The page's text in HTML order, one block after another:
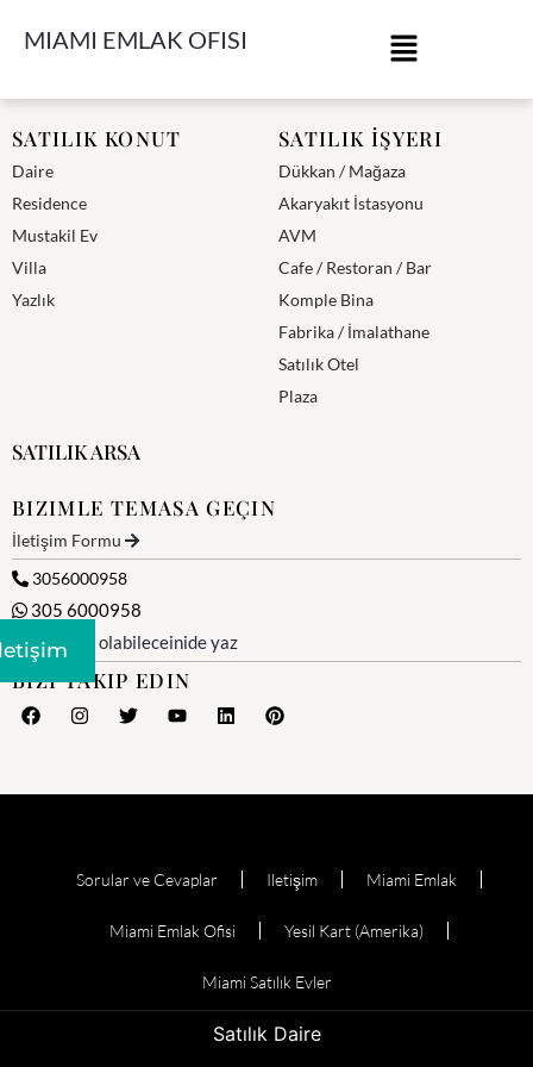
MIAMI EMLAK OFISI
Miami Emlak Ofisi
SATILIK KONUT
Daire
Residence
Mustakil Ev
Villa
Yazlık
SATILIK İŞYERI
Dükkan / Mağaza
Akaryakıt İstasyonu
AVM
Cafe / Restoran / Bar
Komple Bina
Fabrika / İmalathane
Satılık Otel
Plaza
SATILIK ARSA
BIZIMLE TEMASA GEÇIN
İletişim Formu
3056000958
305 6000958
WhatsApp olabileceinide yaz
BIZI TAKIP EDIN
Sorular ve Cevaplar Iletişim Miami Emlak
Miami Emlak Ofisi Yesil Kart (Amerika)
Miami Satılık Evler
Satılık Daire